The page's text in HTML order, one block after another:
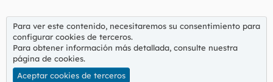
Para ver este contenido, necesitaremos su consentimiento para
configurar cookies de terceros.
Para obtener información más detallada, consulte nuestra
página de cookies.
Aceptar cookies de terceros